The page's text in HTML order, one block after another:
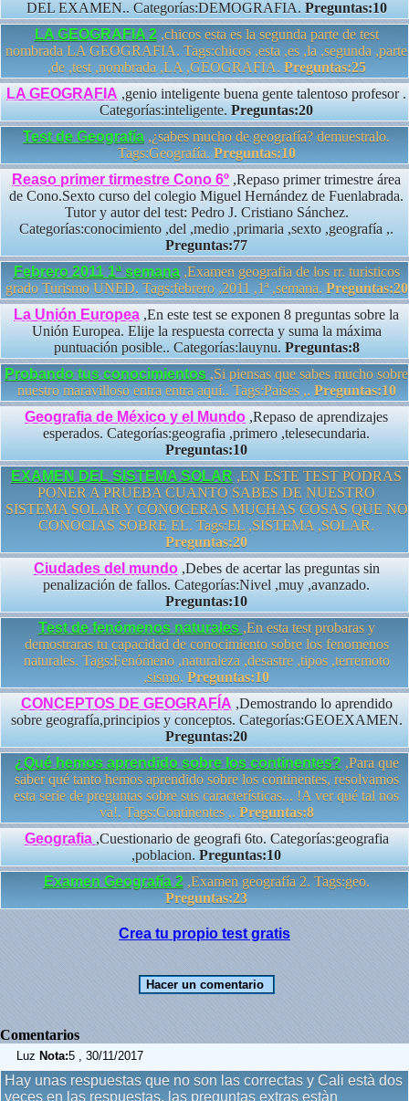
DEL EXAMEN.. Categorías:DEMOGRAFIA. Preguntas:10
LA GEOGRAFIA 2,chicos esta es la segunda parte de test
nombrada LA GEOGRAFIA. Tags:chicos ,esta ,es ,la ,segunda ,parte
,de ,test ,nombrada ,LA ,GEOGRAFIA. Preguntas:25
LA GEOGRAFIA ,genio inteligente buena gente talentoso profesor .
Categorías:inteligente. Preguntas:20
Test de Geografía ,¿sabes mucho de geografía? demuestralo.
Tags:Geografía. Preguntas:10
Reaso primer tirmestre Cono 6º ,Repaso primer trimestre área
de Cono.Sexto curso del colegio Miguel Hernández de Fuenlabrada.
Tutor y autor del test: Pedro J. Cristiano Sánchez.
Categorías:conocimiento ,del ,medio ,primaria ,sexto ,geografía ,.
Preguntas:77
Febrero 2011 1ª semana,Examen geografia de los rr. turisticos
grado Turismo UNED. Tags:febrero ,2011 ,1ª ,semana. Preguntas:20
La Unión Europea ,En este test se exponen 8 preguntas sobre la
Unión Europea. Elije la respuesta correcta y suma la máxima
puntuación posible.. Categorías:lauynu. Preguntas:8
Probando tus conocimientos ,Si piensas que sabes mucho sobre
nuestro maravilloso entra entra aquí.. Tags:Paises ,. Preguntas:10
Geografia de México y el Mundo ,Repaso de aprendizajes
esperados. Categorías:geografia ,primero ,telesecundaria.
Preguntas:10
EXAMEN DEL SISTEMA SOLAR ,EN ESTE TEST PODRAS
PONER A PRUEBA CUANTO SABES DE NUESTRO
SISTEMA SOLAR Y CONOCERAS MUCHAS COSAS QUE NO
CONOCIAS SOBRE EL. Tags:EL ,SISTEMA ,SOLAR.
Preguntas:20
Ciudades del mundo,Debes de acertar las preguntas sin
penalización de fallos. Categorías:Nivel ,muy ,avanzado.
Preguntas:10
Test de fenómenos naturales ,En esta test probaras y
demostraras tu capacidad de conocimiento sobre los fenomenos
naturales. Tags:Fenómeno ,naturaleza ,desastre ,tipos ,terremoto
,sismo. Preguntas:10
CONCEPTOS DE GEOGRAFÍA ,Demostrando lo aprendido
sobre geografía,principios y conceptos. Categorías:GEOEXAMEN.
Preguntas:20
¿Qué hemos aprendido sobre los continentes? ,Para que
saber qué tanto hemos aprendido sobre los continentes, resolvamos
esta serie de preguntas sobre sus características... !A ver qué tal nos
va!. Tags:Continentes ,. Preguntas:8
Geografia,Cuestionario de geografi 6to. Categorías:geografia
,poblacion. Preguntas:10
Examen Geografía 2,Examen geografía 2. Tags:geo.
Preguntas:23
Crea tu propio test gratis
Comentarios
Luz Nota:5 , 30/11/2017
Hay unas respuestas que no son las correctas y Cali està dos
veces en las respuestas, las preguntas extras estàn